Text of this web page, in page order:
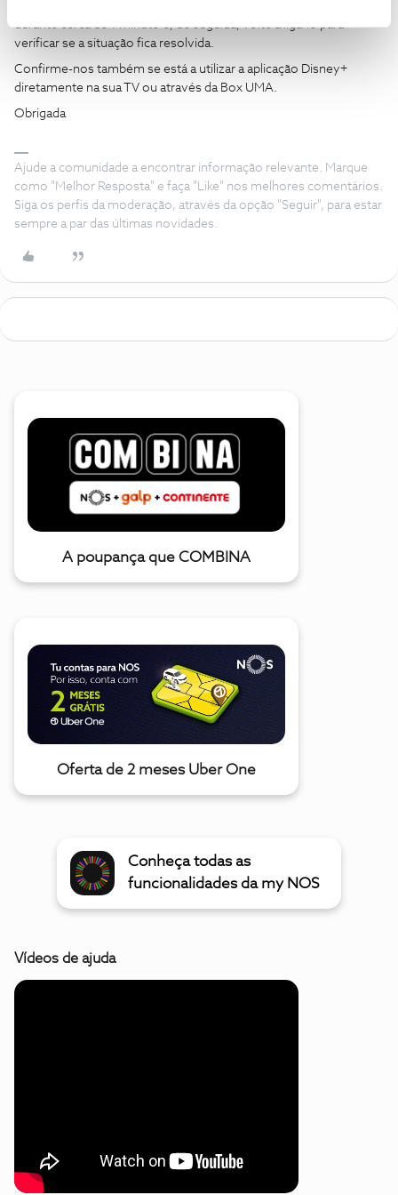
durante cerca de 1 minuto e, de seguida, volte a ligá-lo para
verificar se a situação fica resolvida.
Confirme-nos também se está a utilizar a aplicação Disney+
diretamente na sua TV ou através da Box UMA.
Obrigada
Ajude a comunidade a encontrar informação relevante. Marque
como "Melhor Resposta" e faça "Like" nos melhores comentários.
Siga os perfis da moderação, através da opção "Seguir", para estar
sempre a par das últimas novidades.
A poupança que COMBINA
Oferta de 2 meses Uber One
Conheça todas as
funcionalidades da my NOS
Vídeos de ajuda